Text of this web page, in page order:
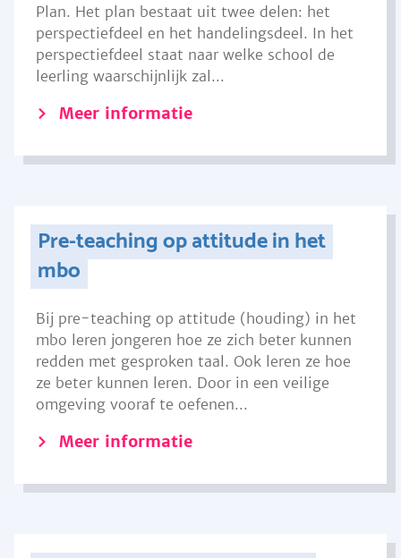
Plan. Het plan bestaat uit twee delen: het
perspectiefdeel en het handelingsdeel. In het
perspectiefdeel staat naar welke school de
leerling waarschijnlijk zal...
Meer informatie
Pre-teaching op attitude in het
mbo
Bij pre-teaching op attitude (houding) in het
mbo leren jongeren hoe ze zich beter kunnen
redden met gesproken taal. Ook leren ze hoe
ze beter kunnen leren. Door in een veilige
omgeving vooraf te oefenen...
Meer informatie